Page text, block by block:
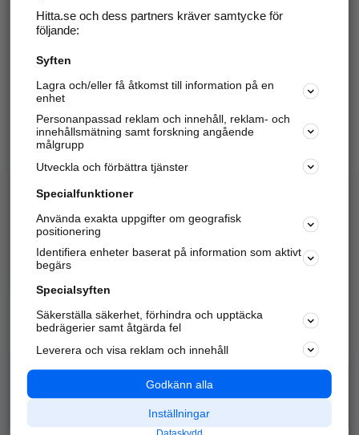
Hitta.se - Gratis nummerupplysning.
Sök företag, personer och platser.
Hitta telefonnummer, adresser, företagsinfo mm.
Marknadsför företaget
Kom igång och annonsera mot
samarbetspartners nära dig.
Alla kategorier
Populära sökningar
API & Kartor
Annonsera
Integritet
Nödnummer
Hitta.se och dess partners kräver samtycke för
följande:
Syften
Lagra och/eller få åtkomst till information på en
enhet
Personanpassad reklam och innehåll, reklam- och
innehållsmätning samt forskning angående
målgrupp
Utveckla och förbättra tjänster
Specialfunktioner
Använda exakta uppgifter om geografisk
positionering
Identifiera enheter baserat på information som aktivt
begärs
Specialsyften
Säkerställa säkerhet, förhindra och upptäcka
bedrägerier samt åtgärda fel
Leverera och visa reklam och innehåll
Godkänn alla
Inställningar
Dataskydd